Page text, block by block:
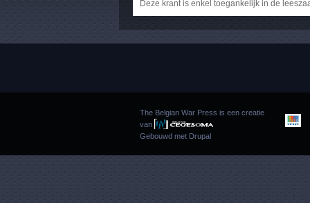
Deze krant is enkel toegankelijk in de
The Belgian War Press is een creatie
van
Gebouwd met Drupal